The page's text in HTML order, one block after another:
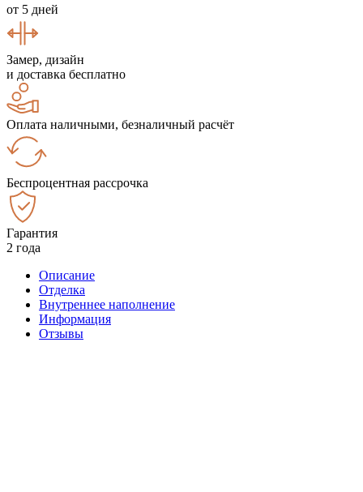
от 5 дней
Замер, дизайн
и доставка бесплатно
Оплата наличными, безналичный расчёт
Беспроцентная рассрочка
Гарантия
2 года
Описание
Отделка
Внутреннее наполнение
Информация
Отзывы